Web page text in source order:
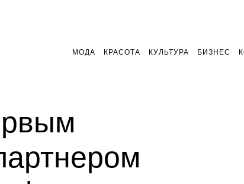
МОДА КРАСОТА КУЛЬТУРА БИЗНЕС